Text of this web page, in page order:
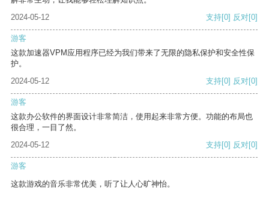
2024-05-12
支持[0] 反对[0]
游客
这款加速器VPM应用程序已经为我们带来了无限的隐私保护和安全性保
护。
2024-05-12
支持[0] 反对[0]
游客
这款办公软件的界面设计非常简洁，使用起来非常方便。功能的布局也
很合理，一目了然。
2024-05-12
支持[0] 反对[0]
游客
这款游戏的音乐非常优美，听了让人心旷神怡。